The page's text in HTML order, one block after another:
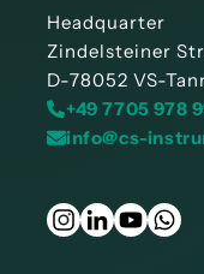
Headquarter
Zindelsteiner
D-78052 VS-
+49 7705 978
info@cs-